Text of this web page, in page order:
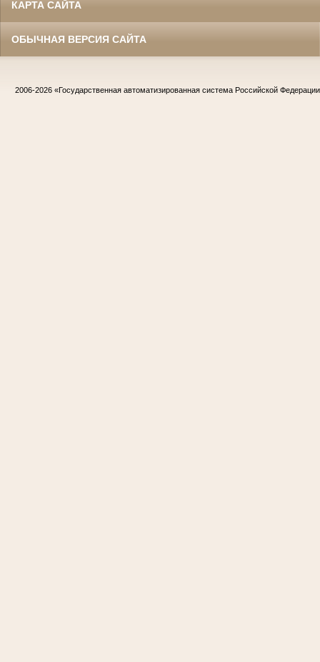
КАРТА САЙТА
ОБЫЧНАЯ ВЕРСИЯ САЙТА
2006-2026 «Государственная автоматизированная система Российской